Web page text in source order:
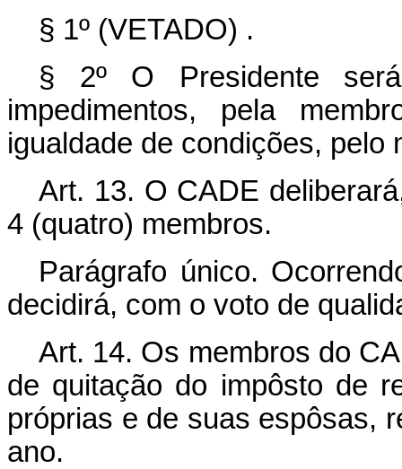
§ 1º (VETADO) .
§ 2º O Presidente
impedimentos, pela
igualdade de condições, pelo
Art. 13. O CADE
4 (quatro) membros.
Parágrafo único.
decidirá, com o voto de
Art. 14. Os membros do
de quitação do impôsto de
próprias e de suas espôsas,
ano.